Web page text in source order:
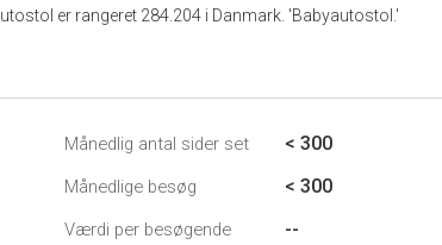
er rangeret 284.204 i Danmark. 'Babyautostol.'
Månedlig antal sider set < 300
Månedlige besøg < 300
Værdi per besøgende --